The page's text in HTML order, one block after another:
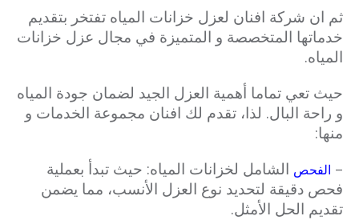
ثم ان شركة افنان لعزل خزانات المياه تفتخر بتقديم
خدماتها المتخصصة و المتميزة في مجال عزل خزانات
المياه.
حيث تعي تماما أهمية العزل الجيد لضمان جودة المياه
و راحة البال. لذا، تقدم لك افنان مجموعة الخدمات و
منها:
– الفحص الشامل لخزانات المياه: حيث تبدأ بعملية
فحص دقيقة لتحديد نوع العزل الأنسب، مما يضمن
تقديم الحل الأمثل.